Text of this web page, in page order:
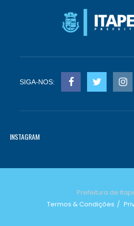
SIGA-NOS:
INSTAGRAM
Prefeitura de
Termos & Condições